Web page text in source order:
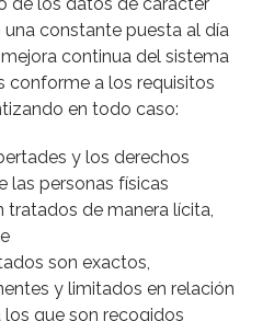
constante puesta al día
continua del sistema
conforme a los requisitos
en todo caso:
y los derechos
las personas físicas
tratados de manera lícita,
son exactos,
y limitados en relación
los que son recogidos